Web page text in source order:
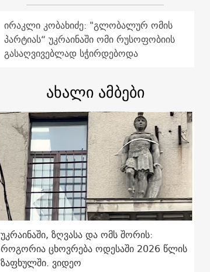
ირაკლი კობახიძე: "გლობალურ ომის
პარტიას“ უკრაინაში ომი რუსოფობიის
გასაღვივებლად სჭირდებოდა
ახალი ამბები
უკრაინაში, ზღვასა და ომს შორის:
როგორია ცხოვრება ოდესაში 2026 წლის
ზაფხულში. ვიდეო